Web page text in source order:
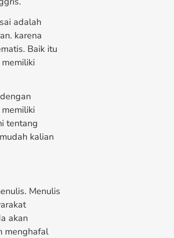
adalah
karena
Baik itu
tentang
kalian
Menulis
akan
menghafal